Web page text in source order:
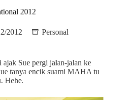
2012
2012 Personal
ajak Sue pergi jalan-jalan ke
tanya encik suami MAHA tu
Hehe.